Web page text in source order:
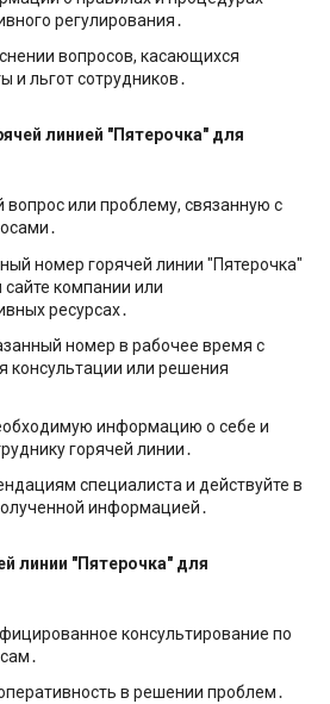
регулирования․
вопросов, касающихся
и льгот сотрудников․
линией ″Пятерочка″ для
вопрос или проблему, связанную с
номер горячей линии ″Пятерочка″
компании или
ресурсах․
номер в рабочее время с
консультации или решения
информацию о себе и
горячей линии․
специалиста и действуйте в
информацией․
линии ″Пятерочка″ для
консультирование по
в решении проблем․